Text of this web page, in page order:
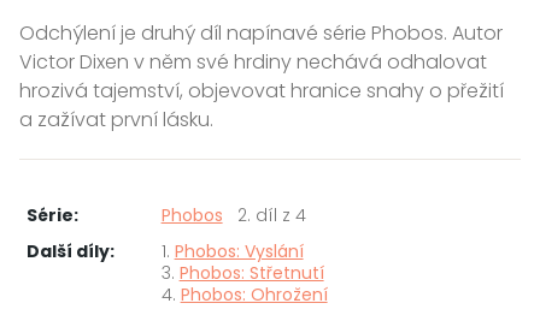
Odchýlení je druhý díl napínavé série Phobos. Autor
Victor Dixen v něm své hrdiny nechává odhalovat
hrozivá tajemství, objevovat hranice snahy o přežití
a zažívat první lásku.
Série: Phobos
2. díl z 4
Další díly:
1. Phobos: Vyslání
3. Phobos: Střetnutí
4. Phobos: Ohrožení